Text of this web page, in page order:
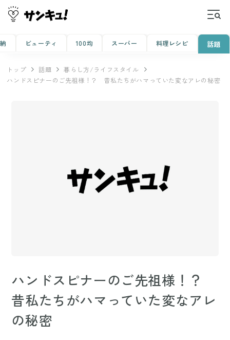
ビューティ 100均 スーパー 料理レシピ 話題
トップ 話題
暮らし方/ライフスタイル
ハンドスピナーのご先祖様！？ 昔私たちがハマっていた変なアレの秘密
ハンドスピナーのご先祖様！？
昔私たちがハマっていた変なアレ
の秘密